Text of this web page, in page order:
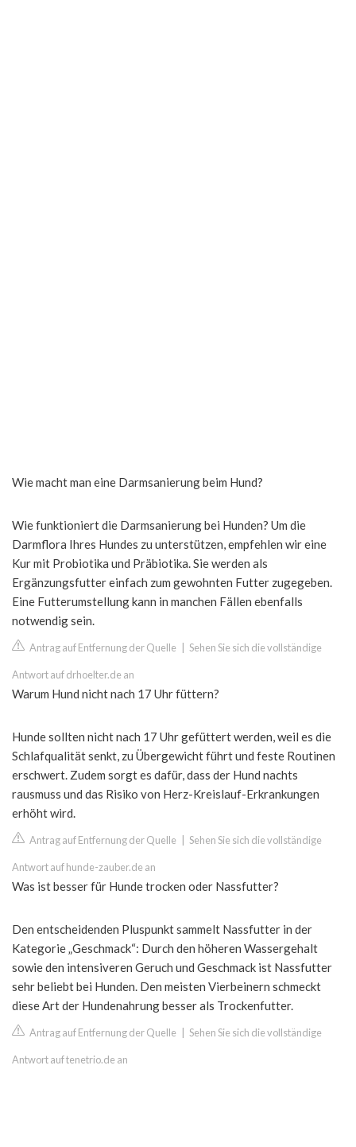
Wie macht man eine Darmsanierung beim Hund?
Wie funktioniert die Darmsanierung bei Hunden? Um die
Darmflora Ihres Hundes zu unterstützen, empfehlen wir eine
Kur mit Probiotika und Präbiotika. Sie werden als
Ergänzungsfutter einfach zum gewohnten Futter zugegeben.
Eine Futterumstellung kann in manchen Fällen ebenfalls
notwendig sein.
Antrag auf Entfernung der Quelle Sehen Sie sich die vollständige
Antwort auf drhoelter.de an
Warum Hund nicht nach 17 Uhr füttern?
Hunde sollten nicht nach 17 Uhr gefüttert werden, weil es die
Schlafqualität senkt, zu Übergewicht führt und feste Routinen
erschwert. Zudem sorgt es dafür, dass der Hund nachts
rausmuss und das Risiko von Herz-Kreislauf-Erkrankungen
erhöht wird.
Antrag auf Entfernung der Quelle Sehen Sie sich die vollständige
Antwort auf hunde-zauber.de an
Was ist besser für Hunde trocken oder Nassfutter?
Den entscheidenden Pluspunkt sammelt Nassfutter in der
Kategorie „Geschmack“: Durch den höheren Wassergehalt
sowie den intensiveren Geruch und Geschmack ist Nassfutter
sehr beliebt bei Hunden. Den meisten Vierbeinern schmeckt
diese Art der Hundenahrung besser als Trockenfutter.
Antrag auf Entfernung der Quelle Sehen Sie sich die vollständige
Antwort auf tenetrio.de an